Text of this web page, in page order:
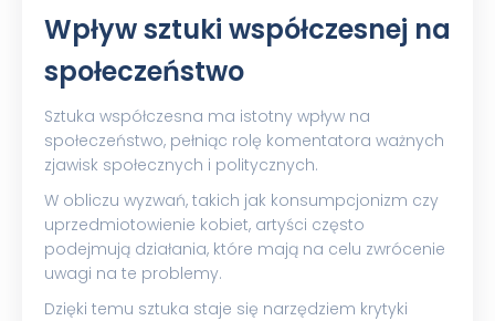
Wpływ sztuki współczesnej na
społeczeństwo
Sztuka współczesna ma istotny wpływ na
społeczeństwo, pełniąc rolę komentatora ważnych
zjawisk społecznych i politycznych.
W obliczu wyzwań, takich jak konsumpcjonizm czy
uprzedmiotowienie kobiet, artyści często
podejmują działania, które mają na celu zwrócenie
uwagi na te problemy.
Dzięki temu sztuka staje się narzędziem krytyki